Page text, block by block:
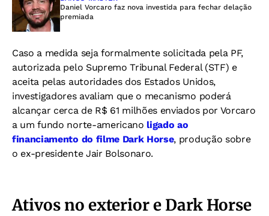
Daniel Vorcaro faz nova investida para fechar delação
premiada
Caso a medida seja formalmente solicitada pela PF,
autorizada pelo Supremo Tribunal Federal (STF) e
aceita pelas autoridades dos Estados Unidos,
investigadores avaliam que o mecanismo poderá
alcançar cerca de R$ 61 milhões enviados por Vorcaro
a um fundo norte-americano ligado ao
financiamento do filme Dark Horse, produção sobre
o ex-presidente Jair Bolsonaro.
Ativos no exterior e Dark Horse